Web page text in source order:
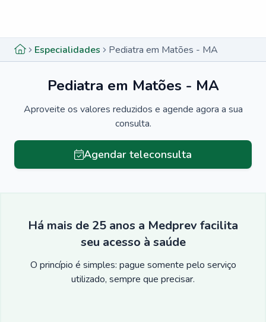
Especialidades Pediatra em Matões - MA
Pediatra em Matões - MA
Aproveite os valores reduzidos e agende agora a sua
consulta.
Agendar teleconsulta
Há mais de 25 anos a Medprev facilita
seu acesso à saúde
O princípio é simples: pague somente pelo serviço
utilizado, sempre que precisar.